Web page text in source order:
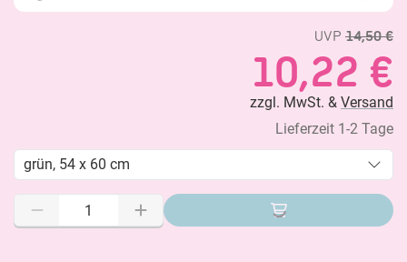
UVP 14,50 €
10,22 €
zzgl. MwSt. & Versand
Lieferzeit 1-2 Tage
grün, 54 x 60 cm